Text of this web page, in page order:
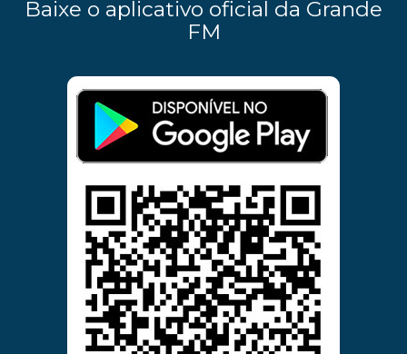
Baixe o aplicativo oficial da Grande
FM